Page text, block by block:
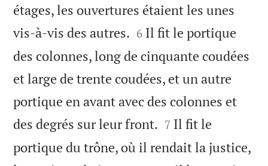
étages, les ouvertures étaient les unes
vis-à-vis des autres. 

6 Il fit le portique
des colonnes, long de cinquante coudées
et large de trente coudées, et un autre
portique en avant avec des colonnes et
des degrés sur leur front. 

7 Il fit le
portique du trône, où il rendait la justice,